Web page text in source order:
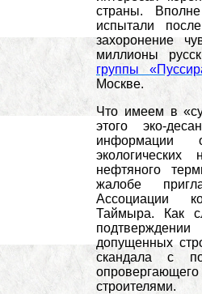
страны.
испытали
захоронение
миллионы
группы
Москве.
Что имеем в
этого эко-
информации
нефтяного
жалобе
Ассоциации
Таймыра. Как
допущенных
скандала с
строителями.